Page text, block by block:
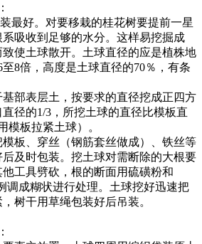
好。对要移栽的桂花树要提前一星
吸收到足够的水分。这样易挖掘成
使土球散开。土球直径的应是植株地
至8倍，高度是土球直径的70％，有条
表层土，按要求的直径挖成正四方
径的1/3，所挖土球的直径比模板直
模板拉紧土球）。
、穿丝（钢筋套丝做成）、铁丝等
及时包装。挖土球对需断除的大根要
工具劈砍，根的断面用硫磺粉和
调成糊状进行处理。土球挖好迅速把
树干用草绳包装好后吊装。